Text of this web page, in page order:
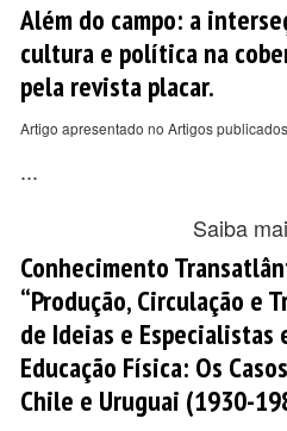
Além do campo: a
cultura e política na
pela revista placar.
Artigo apresentado no Artigos
...
Saiba
Conhecimento
“Produção, Circulação e
de Ideias e Especialistas
Educação Física: Os
Chile e Uruguai (1930-